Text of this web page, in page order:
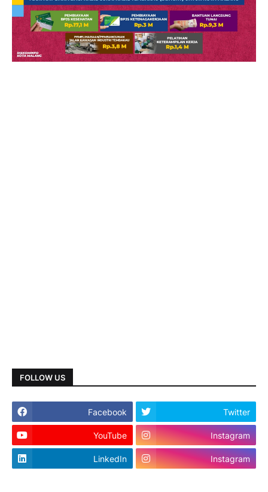
FOLLOW US
Facebook Twitter
YouTube Instagram
LinkedIn Instagram